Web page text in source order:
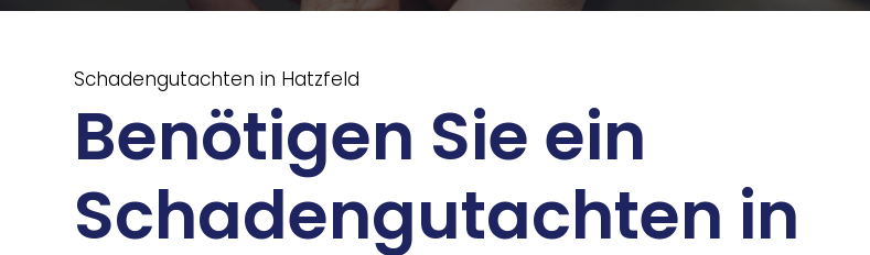
Schadengutachten in Hatzfeld
Benötigen Sie ein
Schadengutachten in